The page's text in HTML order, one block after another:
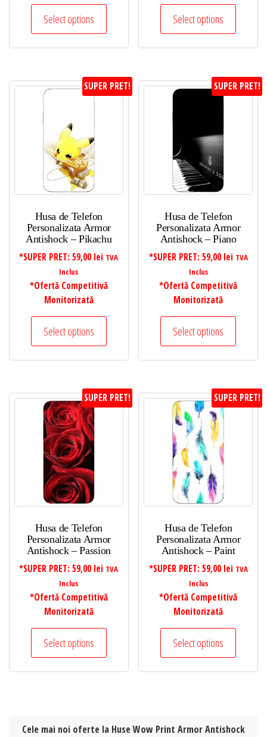
Select options Select options
SUPER PRET!
Husa de Telefon
Personalizata Armor
Antishock – Pikachu
*SUPER PRET:59,00 lei TVA
Inclus
*Ofertă Competitivă
Monitorizată
Select options
SUPER PRET!
Husa de Telefon
Personalizata Armor
Antishock – Piano
*SUPER PRET: 59,00 lei TVA
Inclus
*Ofertă Competitivă
Monitorizată
Select options
SUPER PRET!
Husa de Telefon
Personalizata Armor
Antishock – Passion
*SUPER PRET:59,00 lei TVA
Inclus
*Ofertă Competitivă
Monitorizată
Select options
SUPER PRET!
Husa de Telefon
Personalizata Armor
Antishock – Paint
*SUPER PRET: 59,00 lei TVA
Inclus
*Ofertă Competitivă
Monitorizată
Select options
Cele mai noi oferte la Huse Wow Print Armor Antishock